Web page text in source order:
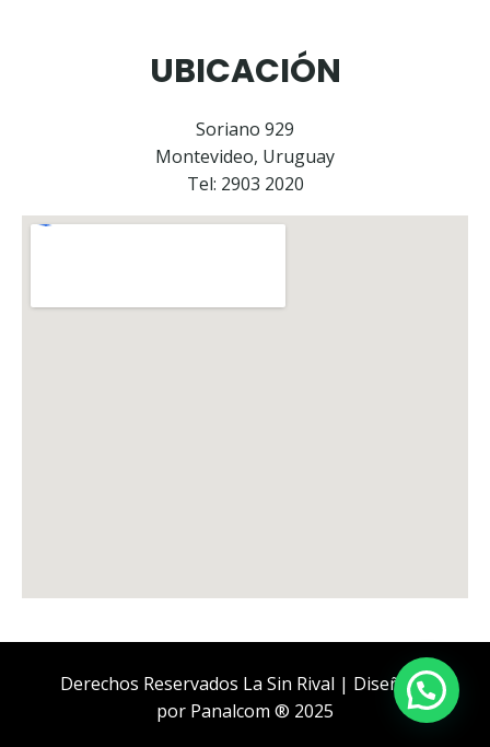
UBICACIÓN
Soriano 929
Montevideo, Uruguay
Tel: 2903 2020
Derechos Reservados La Sin Rival | Diseñado
por Panalcom ® 2025